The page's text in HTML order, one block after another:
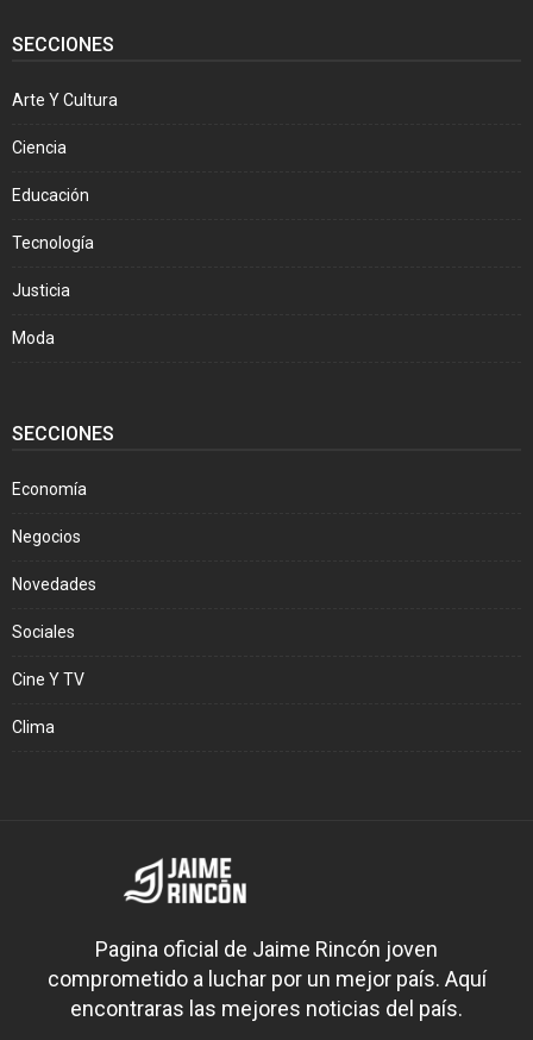
SECCIONES
Arte Y Cultura
Ciencia
Educación
Tecnología
Justicia
Moda
SECCIONES
Economía
Negocios
Novedades
Sociales
Cine Y TV
Clima
Pagina oficial de Jaime Rincón joven
comprometido a luchar por un mejor país. Aquí
encontraras las mejores noticias del país.